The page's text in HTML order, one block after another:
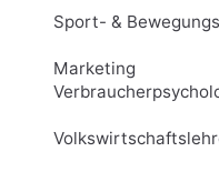
Sport- &